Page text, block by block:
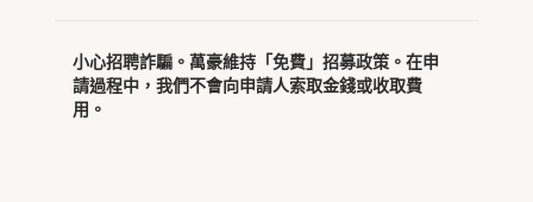
小心招聘詐騙。萬豪維持「免費」招募政策。在申
請過程中，我們不會向申請人索取金錢或收取費
用。